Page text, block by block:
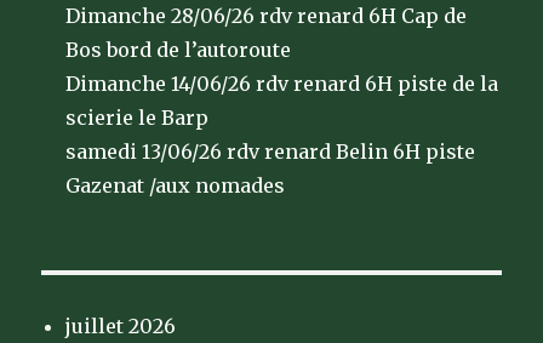
Dimanche 28/06/26 rdv renard 6H Cap de
Bos bord de l’autoroute
Dimanche 14/06/26 rdv renard 6H piste de la
scierie le Barp
samedi 13/06/26 rdv renard Belin 6H piste
Gazenat /aux nomades
juillet 2026